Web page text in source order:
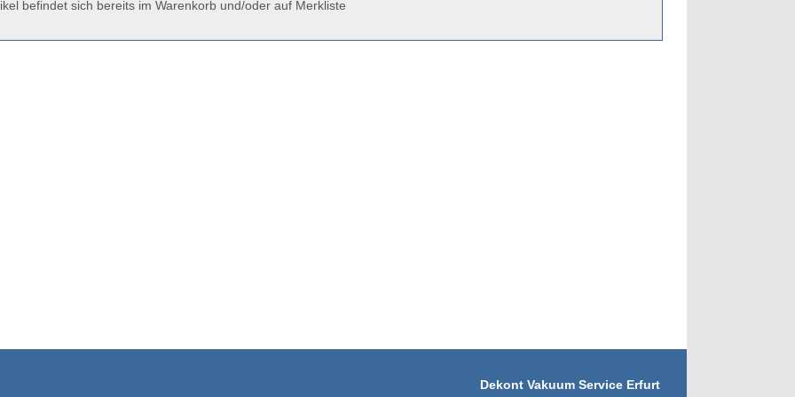
befindet sich bereits im Warenkorb und/oder auf Merkliste
Dekont Vakuum Service Erfurt